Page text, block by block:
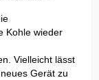
Kohle wieder
Vielleicht lässt
Gerät zu